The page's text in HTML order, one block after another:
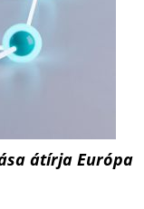
átírja Európa